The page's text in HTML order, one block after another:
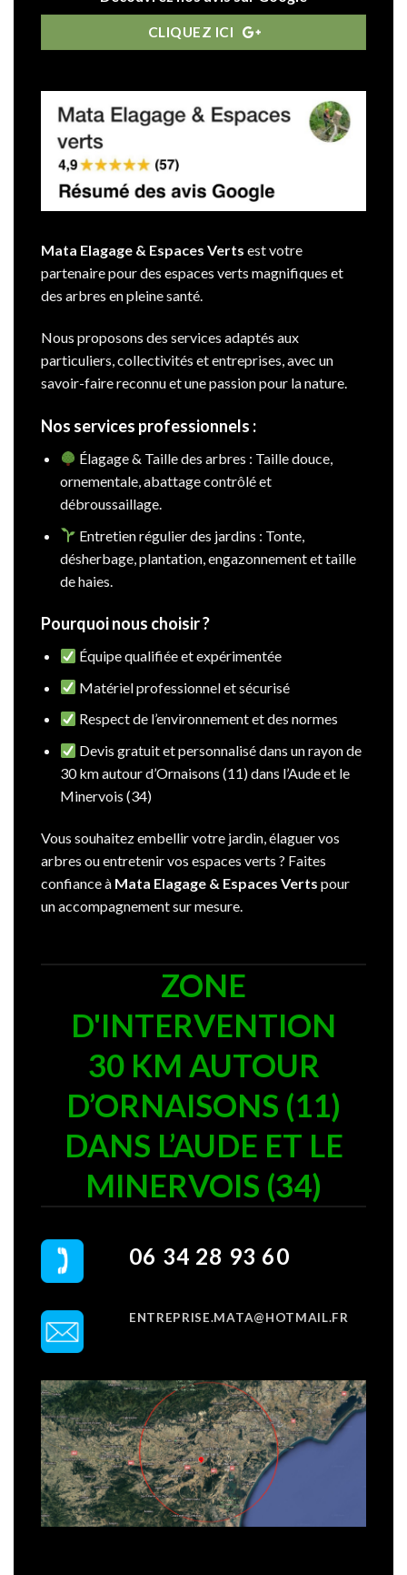
CLIQUEZ ICI
Mata Elagage & Espaces Verts est votre
partenaire pour des espaces verts magnifiques et
des arbres en pleine santé.
Nous proposons des services adaptés aux
particuliers, collectivités et entreprises, avec un
savoir-faire reconnu et une passion pour la nature.
Nos services professionnels :
Élagage & Taille des arbres : Taille douce,
ornementale, abattage contrôlé et
débroussaillage.
Entretien régulier des jardins : Tonte,
désherbage, plantation, engazonnement et taille
de haies.
Pourquoi nous choisir ?
Équipe qualifiée et expérimentée
Matériel professionnel et sécurisé
Respect de l’environnement et des normes
Devis gratuit et personnalisé dans un rayon de
30 km autour d’Ornaisons (11) dans l’Aude et le
Minervois (34)
Vous souhaitez embellir votre jardin, élaguer vos
arbres ou entretenir vos espaces verts ? Faites
confiance à Mata Elagage & Espaces Verts pour
un accompagnement sur mesure.
ZONE
D'INTERVENTION
30 KM AUTOUR
D’ORNAISONS (11)
DANS L’AUDE ET LE
MINERVOIS (34)
06 34 28 93 60
ENTREPRISE.MATA@HOTMAIL.FR